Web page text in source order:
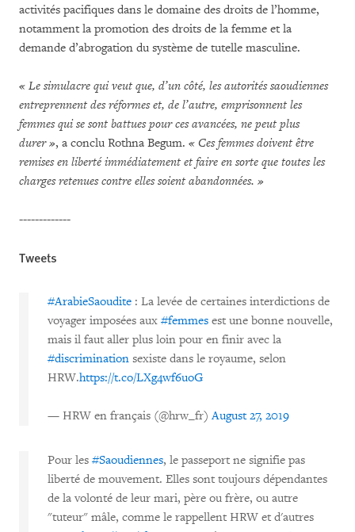
activités pacifiques dans le domaine des droits de l’homme,
notamment la promotion des droits de la femme et la
demande d’abrogation du système de tutelle masculine.
« Le simulacre qui veut que, d’un côté, les autorités saoudiennes
entreprennent des réformes et, de l’autre, emprisonnent les
femmes qui se sont battues pour ces avancées, ne peut plus
durer », a conclu Rothna Begum. « Ces femmes doivent être
remises en liberté immédiatement et faire en sorte que toutes les
charges retenues contre elles soient abandonnées. »
-------------
Tweets
#ArabieSaoudite : La levée de certaines interdictions de
voyager imposées aux #femmes est une bonne nouvelle,
mais il faut aller plus loin pour en finir avec la
#discrimination sexiste dans le royaume, selon
HRW.https://t.co/LXg4wf6uoG
— HRW en français (@hrw_fr)August 27, 2019
Pour les #Saoudiennes, le passeport ne signifie pas
liberté de mouvement. Elles sont toujours dépendantes
de la volonté de leur mari, père ou frère, ou autre
"tuteur" mâle, comme le rappellent HRW et d'autres